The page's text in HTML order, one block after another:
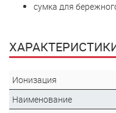
сумка для
Ионизация
Наименование